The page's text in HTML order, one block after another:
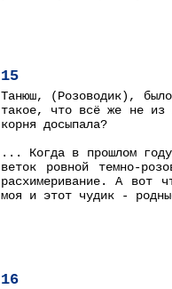
15
Танюш, (Розоводик),
такое, что всё же не из
корня досыпала?
... Когда в прошлом году
веток ровной темно-
расхимеривание. А вот
моя и этот чудик -
16